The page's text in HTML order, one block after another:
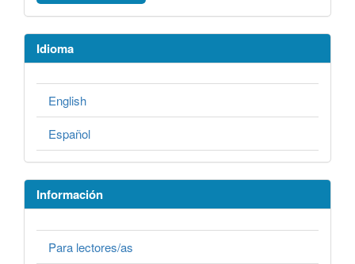
Idioma
English
Español
Información
Para lectores/as